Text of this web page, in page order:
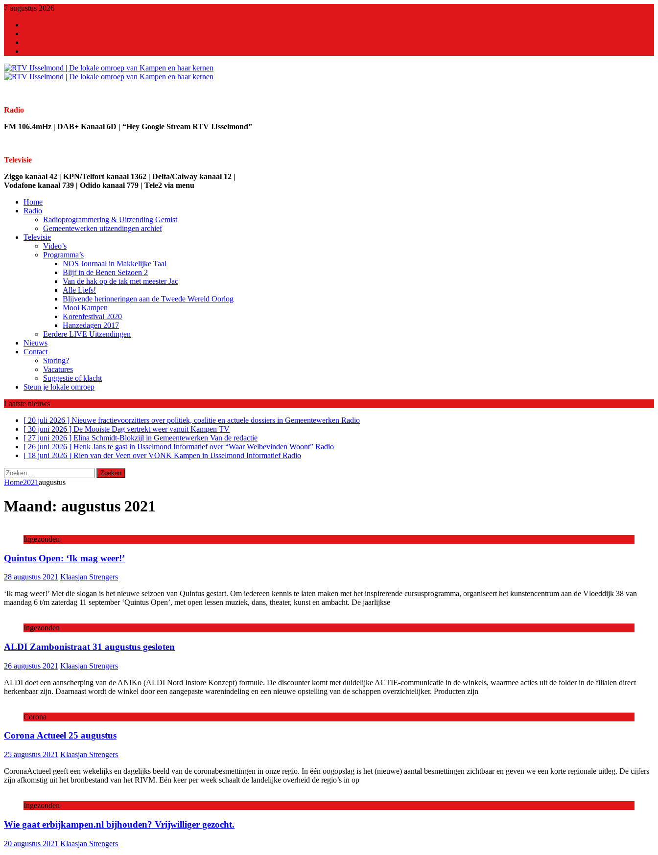
7 augustus 2026
Radio
FM 106.4mHz | DAB+ Kanaal 6D | “Hey Google Stream RTV IJsselmond”
Televisie
Ziggo kanaal 42 | KPN/Telfort kanaal 1362 | Delta/Caiway kanaal 12 |
Vodafone kanaal 739 | Odido kanaal 779 | Tele2 via menu
Home
Radio
Radioprogrammering & Uitzending Gemist
Gemeentewerken uitzendingen archief
Televisie
Video’s
Programma’s
NOS Journaal in Makkelijke Taal
Blijf in de Benen Seizoen 2
Van de hak op de tak met meester Jac
Alle Liefs!
Blijvende herinneringen aan de Tweede Wereld Oorlog
Mooi Kampen
Korenfestival 2020
Hanzedagen 2017
Eerdere LIVE Uitzendingen
Nieuws
Contact
Storing?
Vacatures
Suggestie of klacht
Steun je lokale omroep
Laatste nieuws
[ 20 juli 2026 ] Nieuwe fractievoorzitters over politiek, coalitie en actuele dossiers in Gemeentewerken Radio
[ 30 juni 2026 ] De Mooiste Dag vertrekt weer vanuit Kampen TV
[ 27 juni 2026 ] Elina Schmidt-Blokzijl in Gemeentewerken Van de redactie
[ 26 juni 2026 ] Henk Jans te gast in IJsselmond Informatief over “Waar Welbevinden Woont” Radio
[ 18 juni 2026 ] Rien van der Veen over VONK Kampen in IJsselmond InformatiefRadio
Zoeken
naar:
Home2021augustus
Maand: augustus 2021
Ingezonden
Quintus Open: ‘Ik mag weer!’
28 augustus 2021 Klaasjan Strengers
‘Ik mag weer!’ Met die slogan is het nieuwe seizoen van Quintus gestart. Om iedereen kennis te laten maken met het inspirerende cursusprogramma, organiseert het kunstencentrum aan de Vloeddijk 38 van
maandag 6 t/m zaterdag 11 september ‘Quintus Open’, met open lessen muziek, dans, theater, kunst en ambacht. De jaarlijkse
Ingezonden
ALDI Zambonistraat 31 augustus gesloten
26 augustus 2021 Klaasjan Strengers
ALDI doet een aanscherping van de ANIKo (ALDI Nord Instore Konzept) formule. De discounter komt met duidelijke ACTIE-communicatie in de winkels, waarmee acties uit de folder in de filialen direct
herkenbaar zijn. Daarnaast wordt de winkel door een aangepaste warenindeling en een nieuwe opstelling van de schappen overzichtelijker. Producten zijn
Corona
Corona Actueel 25 augustus
25 augustus 2021 Klaasjan Strengers
CoronaActueel geeft een wekelijks en dagelijks beeld van de coronabesmettingen in onze regio. In één oogopslag is het (nieuwe) aantal besmettingen zichtbaar en geven we een korte regionale uitleg. De cijfers
zijn afkomstig uit het bronbestand van het RIVM. Eén keer per week schaalt de landelijke overheid de regio’s in op
Ingezonden
Wie gaat erbijkampen.nl bijhouden? Vrijwilliger gezocht.
20 augustus 2021 Klaasjan Strengers